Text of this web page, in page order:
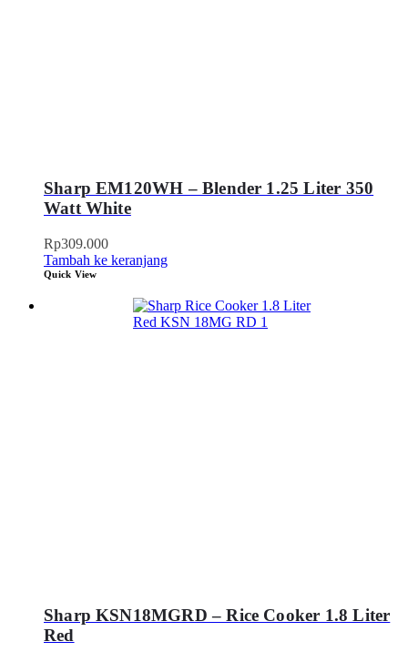
Sharp EM120WH – Blender 1.25 Liter 350
Watt White
Rp309.000
Tambah ke keranjang
Quick View
Sharp KSN18MGRD – Rice Cooker 1.8 Liter
Red